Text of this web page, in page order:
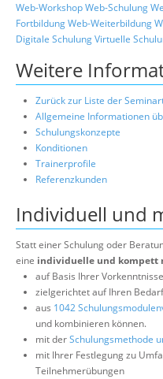
Web-WorkshopWeb-Schulung
FortbildungWeb-Weiterbildung
Digitale SchulungVirtuelle
Weitere
Zurück zur Liste der
Allgemeine Informationen
Schulungskonzepte
Konditionen
Trainerprofile
Referenzkunden
Individuell und
Statt einer Schulung oder
eine individuelle und kompett
auf Basis Ihrer Vorkenntnisse
zielgerichtet auf Ihren Bedarf
aus 1042
und kombinieren können.
mit derSchulungsmethode
mit Ihrer Festlegung zu
Teilnehmerübungen